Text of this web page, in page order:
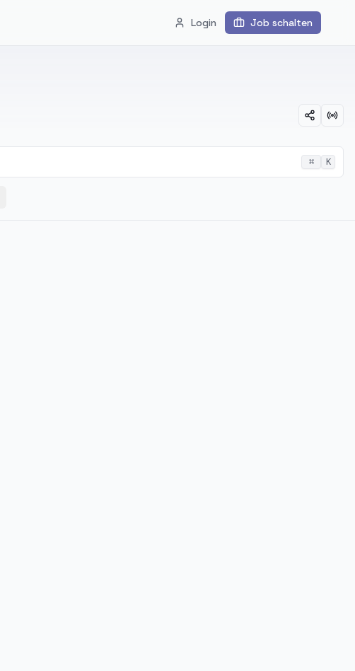
Login Job schalten
⌘ K